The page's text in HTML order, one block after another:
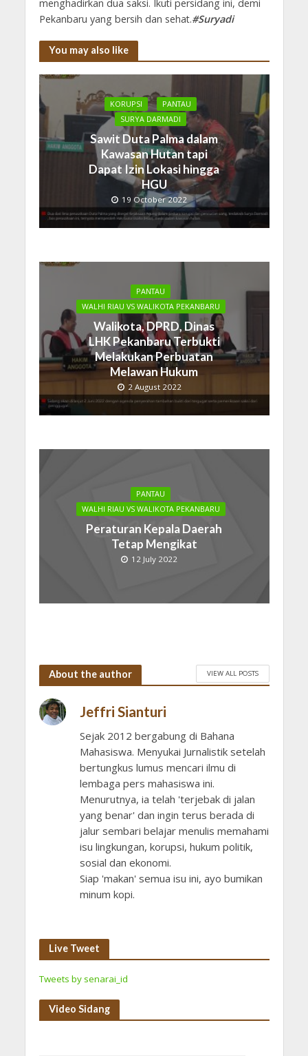
menghadirkan dua saksi. Ikuti persidang ini, demi
Pekanbaru yang bersih dan sehat.#Suryadi
You may also like
KORUPSI
PANTAU
SURYA DARMADI
Sawit Duta Palma dalam
Kawasan Hutan tapi
Dapat Izin Lokasi hingga
HGU
19 October 2022
PANTAU
WALHI RIAU VS WALIKOTA PEKANBARU
Walikota, DPRD, Dinas
LHK Pekanbaru Terbukti
Melakukan Perbuatan
Melawan Hukum
2 August 2022
PANTAU
WALHI RIAU VS WALIKOTA PEKANBARU
Peraturan Kepala Daerah
Tetap Mengikat
12 July 2022
About the author VIEW ALL POSTS
Jeffri Sianturi
Sejak 2012 bergabung di Bahana
Mahasiswa. Menyukai Jurnalistik setelah
bertungkus lumus mencari ilmu di
lembaga pers mahasiswa ini.
Menurutnya, ia telah 'terjebak di jalan
yang benar' dan ingin terus berada di
jalur sembari belajar menulis memahami
isu lingkungan, korupsi, hukum politik,
sosial dan ekonomi.
Siap 'makan' semua isu ini, ayo bumikan
minum kopi.
Live Tweet
Tweets by senarai_id
Video Sidang